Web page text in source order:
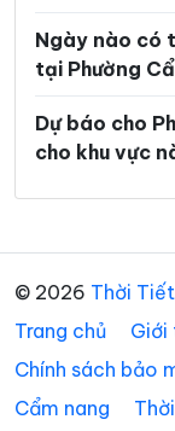
Xã Quế Sơn
Xã Sơn Cẩm Hà
Xã Tam Hải
Xã Tam Xuân
Xã Tây Giang
Xã Thăng An
Xã Thăng Phú
Ngày nào có
tại Phường
Dự báo cho
cho khu vực
© 2026 Thời
Trang chủ
Giới
Chính sách bảo
Cẩm nang